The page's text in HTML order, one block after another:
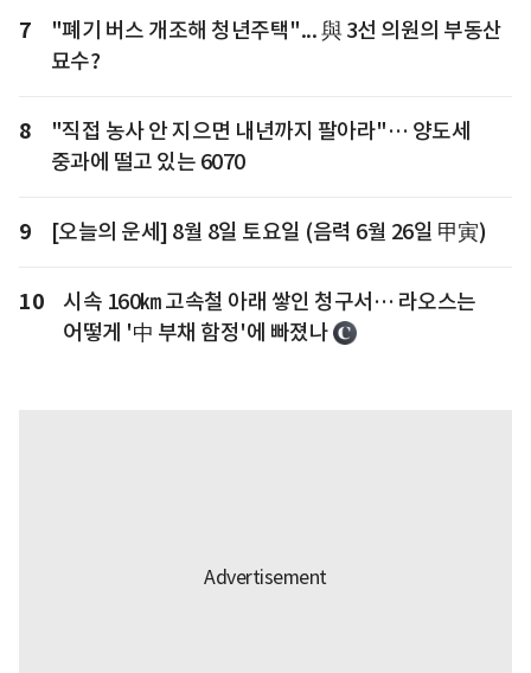
7
"폐기 버스 개조해 청년주택"... 與 3선 의원의 부동산
묘수?
8
"직접 농사 안 지으면 내년까지 팔아라"… 양도세
중과에 떨고 있는 6070
9 [오늘의 운세] 8월 8일 토요일 (음력 6월 26일 甲寅)
10
시속 160㎞ 고속철 아래 쌓인 청구서… 라오스는
어떻게 '中 부채 함정'에 빠졌나